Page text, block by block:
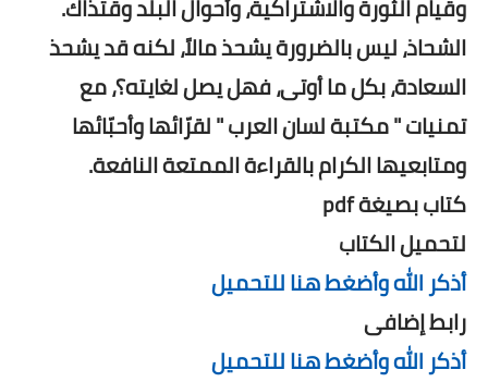
وقيام الثورة والاشتراكية، وأحوال البلد وقتذاك.
الشحاذ، ليس بالضرورة يشحذ مالاً، لكنه قد يشحذ
السعادة، بكل ما أوتى، فهل يصل لغايته؟، مع
تمنيات " مكتبة لسان العرب " لقرّائها وأحبّائها
ومتابعيها الكرام بالقراءة الممتعة النافعة.
كتاب بصيغة pdf
لتحميل الكتاب
أذكر الله وأضغط هنا للتحميل
رابط إضافى
أذكر الله وأضغط هنا للتحميل